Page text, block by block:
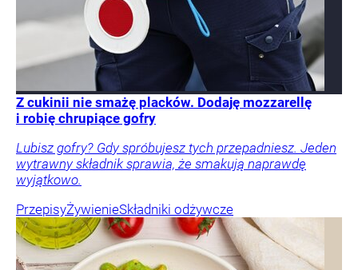
Z cukinii nie smażę placków. Dodaję mozzarellę
i robię chrupiące gofry
Lubisz gofry? Gdy spróbujesz tych przepadniesz. Jeden
wytrawny składnik sprawia, że smakują naprawdę
wyjątkowo.
PrzepisyŻywienieSkładniki odżywcze